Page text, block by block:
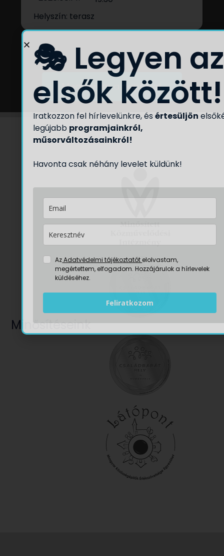
Helyszín: terasz
Megnézem a naptárat
Minősítéseink
🎭 Legyen az
elsők között!
Iratkozzon fel hírlevelünkre, és értesüljön
legújabb programjainkról,
műsorváltozásainkról!
Havonta csak néhány levelet küldünk!
AzAdatvédelmi tájékoztatót elolvastam,
megértettem, elfogadom. Hozzájárulok a hírlevelek
küldéséhez.
Feliratkozom